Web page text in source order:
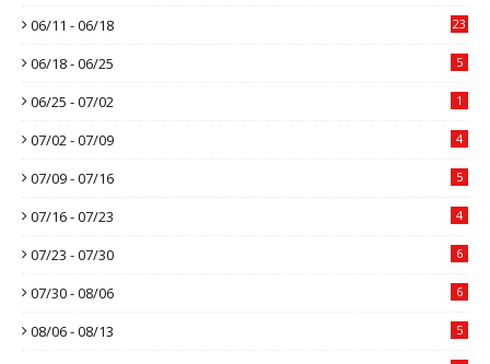
06/11 - 06/18 23
06/18 - 06/25 5
06/25 - 07/02 1
07/02 - 07/09 4
07/09 - 07/16 5
07/16 - 07/23 4
07/23 - 07/30 6
07/30 - 08/06 6
08/06 - 08/13 5